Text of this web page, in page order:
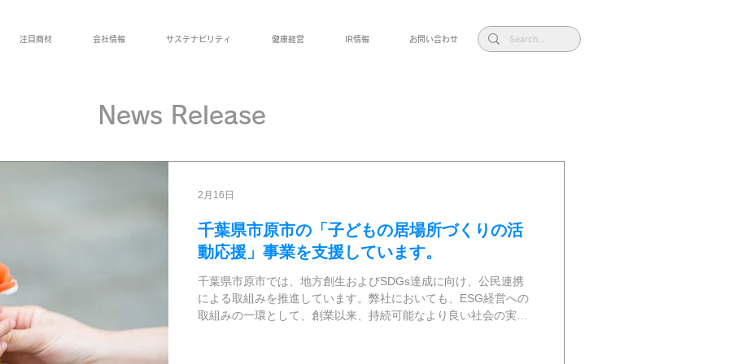
注目商材 会社情報 サステナビリティ 健康経営 IR情報 お問い合わせ
News Release
千葉県市原市の「子どもの居場所づくりの活
動応援」事業を支援しています。
千葉県市原市では、地方創生およびSDGs達成に向け、公民連携
による取組みを推進しています。弊社においても、ESG経営への
取組みの一環として、創業以来、持続可能なより良い社会の実現
2月16日